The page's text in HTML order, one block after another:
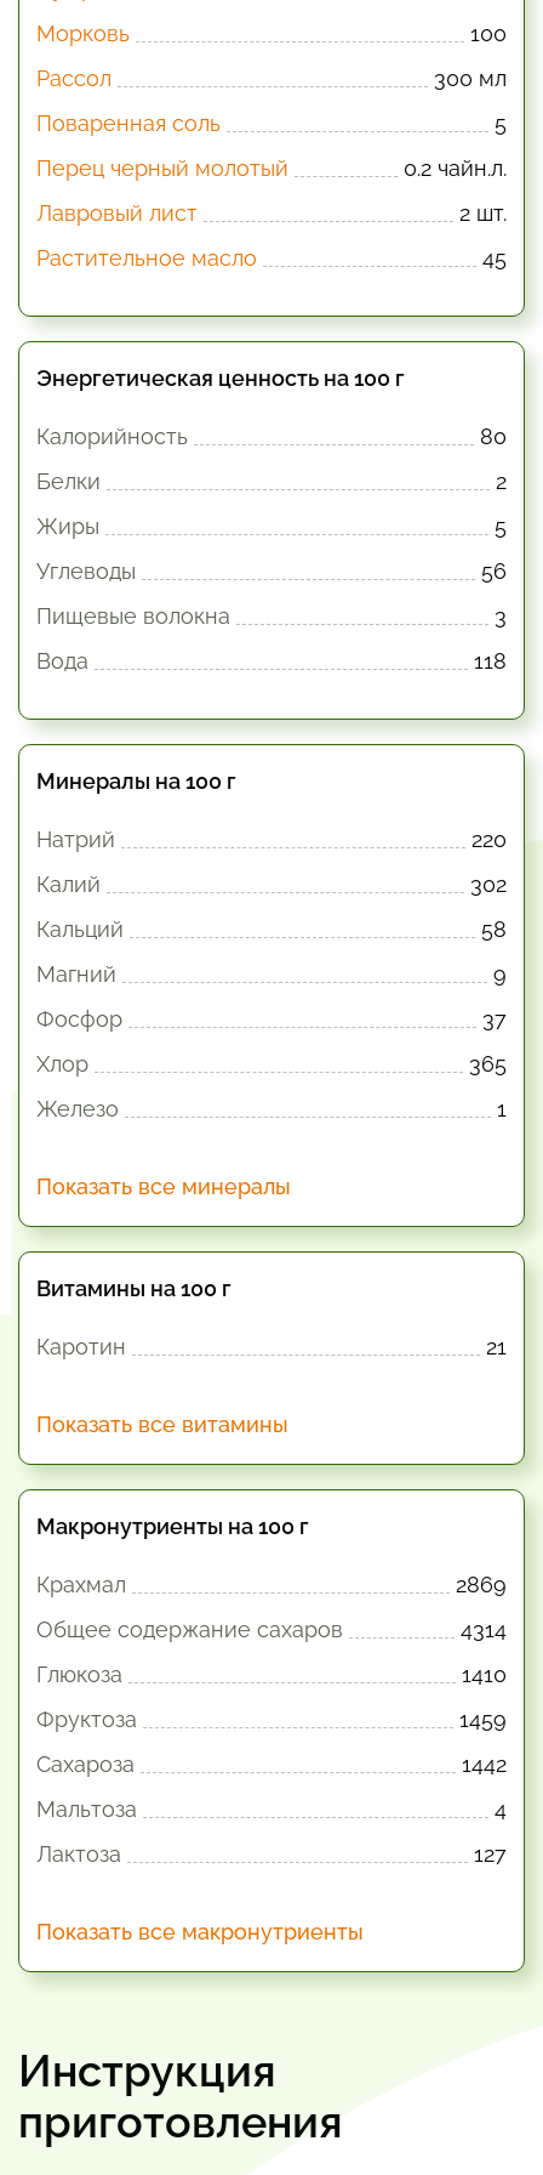
Морковь
100
Рассол
300 мл
Поваренная соль
5
Перец черный молотый
0.2 чайн.л.
Лавровый лист
2 шт.
Растительное масло
45
Энергетическая ценность на 100 г
Калорийность
80
Белки
2
Жиры
5
Углеводы
56
Пищевые волокна
3
Вода
118
Минералы на 100 г
Натрий
220
Калий
302
Кальций
58
Магний
9
Фосфор
37
Хлор
365
Железо
1
Показать все минералы
Витамины на 100 г
Каротин 21
Показать все витамины
Макронутриенты на 100 г
Крахмал
2869
Общее содержание сахаров
4314
Глюкоза
1410
Фруктоза
1459
Сахароза
1442
Мальтоза
4
Лактоза
127
Показать все макронутриенты
Инструкция
приготовления